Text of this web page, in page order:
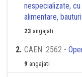
nespecializate,
alimentare,
23 angajati
2. CAEN: 2562 -
9 angajati